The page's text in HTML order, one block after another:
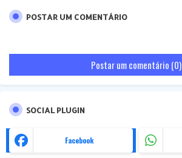
POSTAR UM COMENTÁRIO
Postar um comentário (0)
SOCIAL PLUGIN
Facebook